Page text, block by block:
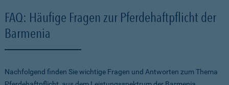
FAQ: Häufige Fragen zur Pferdehaftpflicht der
Barmenia
Nachfolgend finden Sie wichtige Fragen und Antworten zum Thema